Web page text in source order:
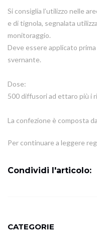
Si consiglia l’utilizzo nelle
e di tignola, segnalata
monitoraggio.
Deve essere applicato
svernante.
Dose:
500 diffusori ad ettaro più i
La confezione è composta
Per continuare a leggere
Condividi l'articolo:
CATEGORIE